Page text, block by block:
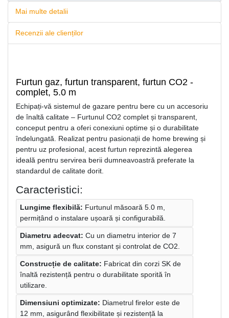
Mai multe detalii
Recenzii ale clienților
Furtun gaz, furtun transparent, furtun CO2 -
complet, 5.0 m
Echipați-vă sistemul de gazare pentru bere cu un accesoriu
de înaltă calitate – Furtunul CO2 complet și transparent,
conceput pentru a oferi conexiuni optime și o durabilitate
îndelungată. Realizat pentru pasionații de home brewing și
pentru uz profesional, acest furtun reprezintă alegerea
ideală pentru servirea berii dumneavoastră preferate la
standardul de calitate dorit.
Caracteristici:
Lungime flexibilă: Furtunul măsoară 5.0 m,
permițând o instalare ușoară și configurabilă.
Diametru adecvat: Cu un diametru interior de 7
mm, asigură un flux constant și controlat de CO2.
Construcție de calitate: Fabricat din corzi SK de
înaltă rezistență pentru o durabilitate sporită în
utilizare.
Dimensiuni optimizate: Diametrul firelor este de
12 mm, asigurând flexibilitate și rezistență la